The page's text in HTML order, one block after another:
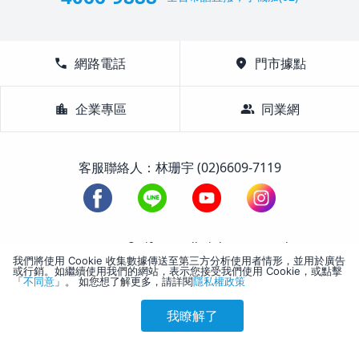
刷卡優惠 會員訂購
call 網路電話 location_on 門市據點
location_city 企業專區 group 同業網
客服聯絡人：林珊宇 (02)6609-7119
1988-2026 © Lifetour All Rights Reserved.
我們將使用 Cookie 收集數據傳送至第三方分析使用者情形，並用於廣告
或行銷。如繼續使用我們的網站，表示您接受我們使用 Cookie，或點擊
「不同意 」。 如您想了解更多，請詳閱隱私權政策
我瞭解了